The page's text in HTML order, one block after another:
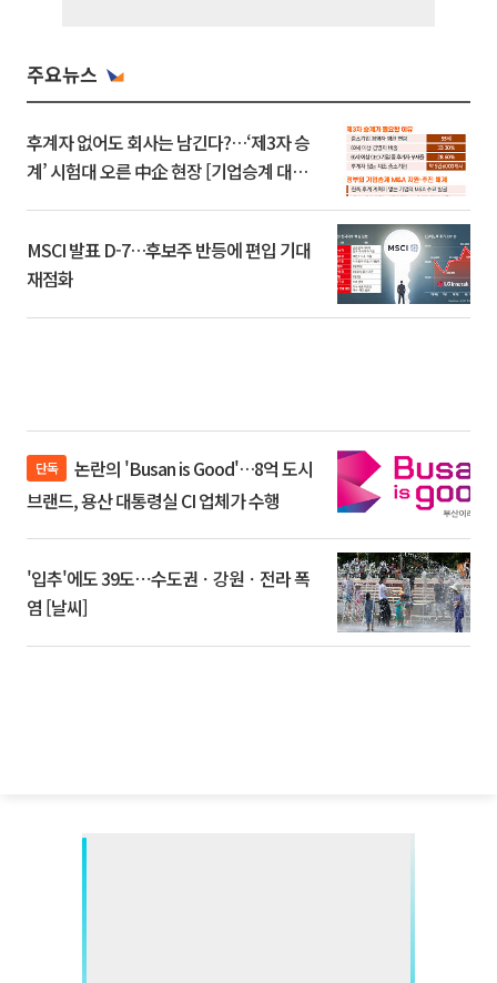
주요뉴스
후계자 없어도 회사는 남긴다?…‘제3자 승
계’ 시험대 오른 中企 현장 [기업승계 대전
MSCI 발표 D-7…후보주 반등에 편입 기대
재점화
단독
브랜드, 용산 대통령실 CI 업체가 수행
'입추'에도 39도⋯수도권ㆍ강원ㆍ전라 폭
염 [날씨]